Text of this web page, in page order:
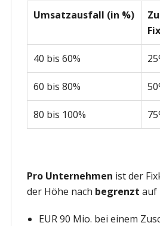
Umsatzausfall (in %)
40 bis 60%
60 bis 80%
80 bis 100%
Pro Unternehmen ist der
der Höhe nach begrenzt auf
EUR 90 Mio. bei einem